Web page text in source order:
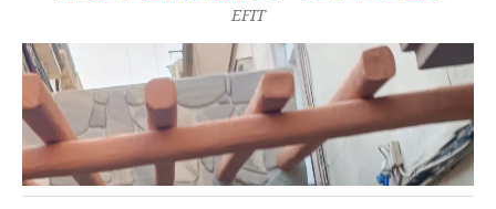
EFIT